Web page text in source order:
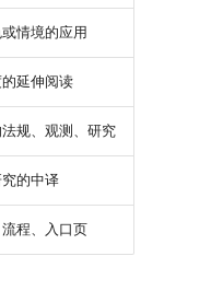
情境的应用
延伸阅读
规、观测、研究
的中译
程、入口页